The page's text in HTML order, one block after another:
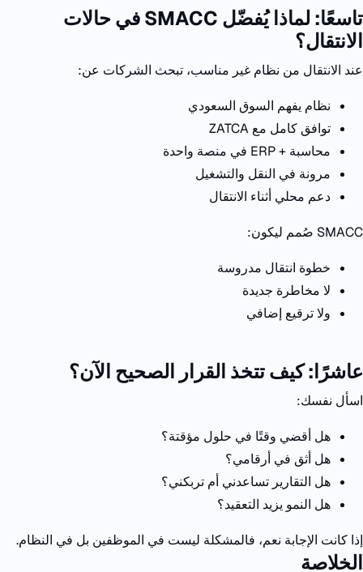
تاسعًا: لماذا يُفضّل
في حالات
الانتقال؟
عند الانتقال من نظام غير مناسب، تبحث الشركات عن:
نظام يفهم السوق السعودي
توافق كامل مع
محاسبة +
في منصة واحدة
مرونة في النقل والتشغيل
دعم محلي أثناء الانتقال
SMACC صُمم ليكون:
خطوة انتقال مدروسة
لا مخاطرة جديدة
ولا ترقيع إضافي
عاشرًا: كيف تتخذ القرار الصحيح الآن؟
اسأل نفسك:
هل أقضي وقتًا في حلول مؤقتة؟
هل أثق في أرقامي؟
هل التقارير تساعدني أم تربكني؟
هل النمو يزيد التعقيد؟
إذا كانت الإجابة نعم، فالمشكلة ليست في الموظفين بل في النظام.
الخلاصة